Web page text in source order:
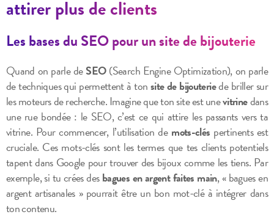
attirer plus de clients
Les bases du SEO pour un site de bijouterie
Quand on parle deSEO(Search Engine Optimization), on parle
de techniques qui permettent à tonsite de bijouteriede briller sur
les moteurs de recherche. Imagine que ton site est unevitrinedans
une rue bondée : le SEO, c’est ce qui attire les passants vers ta
vitrine. Pour commencer, l’utilisation de mots-clés pertinents est
cruciale. Ces mots-clés sont les termes que tes clients potentiels
tapent dans Google pour trouver des bijoux comme les tiens. Par
exemple, si tu crées desbagues en argent faites main, « bagues en
argent artisanales » pourrait être un bon mot-clé à intégrer dans
ton contenu.